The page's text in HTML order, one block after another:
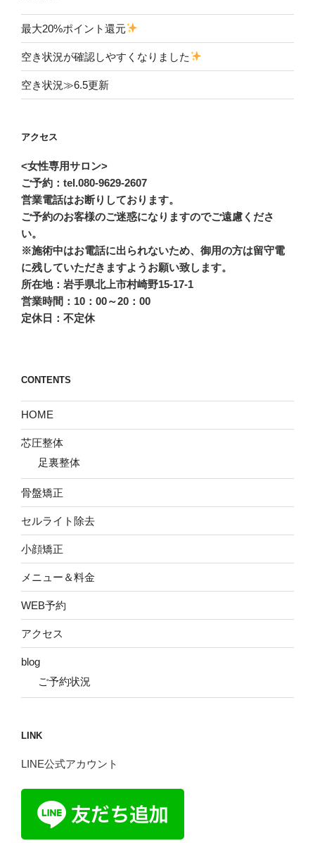
最大20%ポイント還元
空き状況が確認しやすくなりました
空き状況≫6.5更新
アクセス
<女性専用サロン>
ご予約：tel.080-9629-2607
営業電話はお断りしております。
ご予約のお客様のご迷惑になりますのでご遠慮くださ
い。
※施術中はお電話に出られないため、御用の方は留守電
に残していただきますようお願い致します。
所在地：岩手県北上市村崎野15-17-1
営業時間：10：00～20：00
定休日：不定休
CONTENTS
HOME
芯圧整体
足裏整体
骨盤矯正
セルライト除去
小顔矯正
メニュー＆料金
WEB予約
アクセス
blog
ご予約状況
LINK
LINE公式アカウント